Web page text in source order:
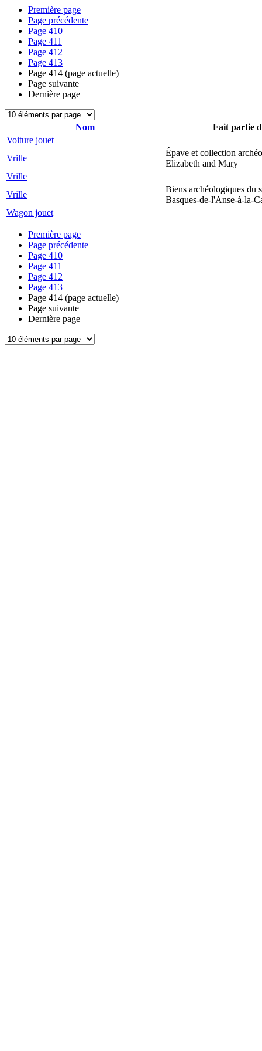
Première page
Page précédente
Page 410
Page 411
Page 412
Page 413
Page 414 (page actuelle)
Page suivante
Dernière page
Nom
Fait partie
Voiture jouet
Vrille
Épave et collection
Elizabeth and Mary
Vrille
Vrille
Biens archéologiques du
Basques-de-l'Anse-à-la-
Wagon jouet
Première page
Page précédente
Page 410
Page 411
Page 412
Page 413
Page 414 (page actuelle)
Page suivante
Dernière page